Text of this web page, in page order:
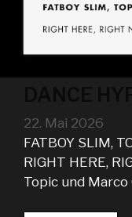
22. Mai 2026
FATBOY SLIM,
RIGHT HERE,
Topic und